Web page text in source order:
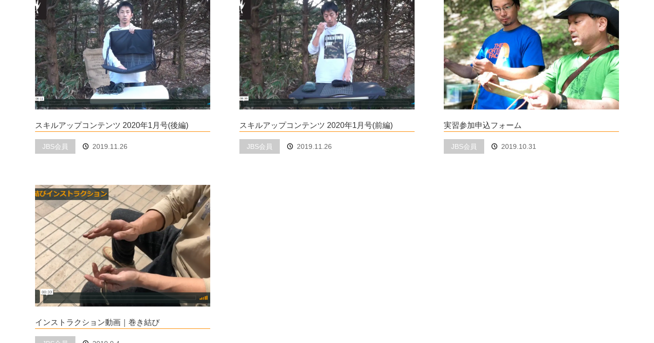
スキルアップコンテンツ 2020年1月号(後編)
JBS会員 2019.11.26
スキルアップコンテンツ 2020年1月号(前編)
JBS会員 2019.11.26
実習参加申込フォーム
JBS会員 2019.10.31
インストラクション動画｜巻き結び